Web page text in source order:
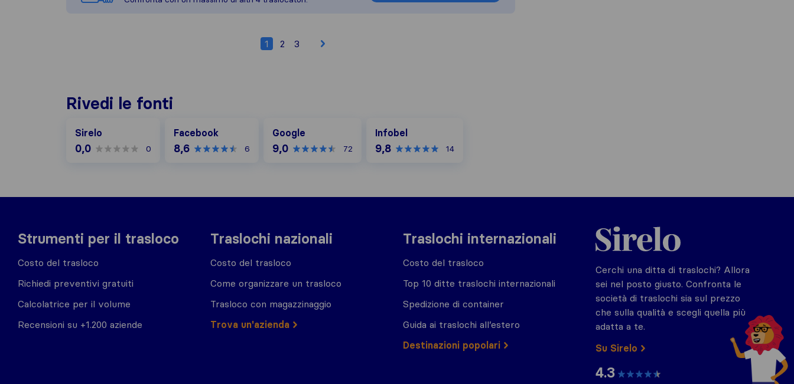
1 2 3
Rivedi le fonti
Sirelo
0,0 0
Facebook
8,6 6
Google
9,0 72
Infobel
9,8 14
Strumenti per il trasloco
Costo del trasloco
Richiedi preventivi gratuiti
Calcolatrice per il volume
Recensioni su +1.200 aziende
Traslochi nazionali
Costo del trasloco
Come organizzare un trasloco
Trasloco con magazzinaggio
Trova un'azienda
Traslochi internazionali
Costo del trasloco
Top 10 ditte traslochi internazionali
Spedizione di container
Guida ai traslochi all’estero
Destinazioni popolari
Sirelo.it
Cerchi una ditta di traslochi? Allora
sei nel posto giusto. Confronta le
società di traslochi sia sul prezzo
che sulla qualità e scegli quella più
adatta a te.
Su Sirelo
4.3